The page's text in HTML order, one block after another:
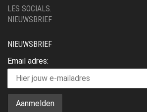
LES SOCIALS.
NIEUWSBRIEF
NIEUWSBRIEF
Email adres: